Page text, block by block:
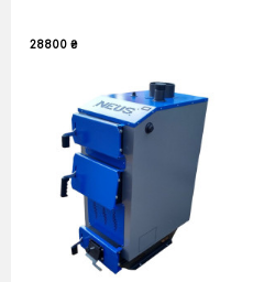
28800 ₴